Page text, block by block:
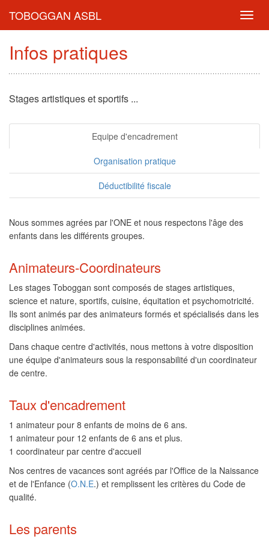
TOBOGGAN ASBL
Infos pratiques
Stages artistiques et sportifs ...
Equipe d'encadrement
Organisation pratique
Déductibilité fiscale
Nous sommes agrées par l'ONE et nous respectons l'âge des
enfants dans les différents groupes.
Animateurs-Coordinateurs
Les stages Toboggan sont composés de stages artistiques,
science et nature, sportifs, cuisine, équitation et psychomotricité.
Ils sont animés par des animateurs formés et spécialisés dans les
disciplines animées.
Dans chaque centre d'activités, nous mettons à votre disposition
une équipe d'animateurs sous la responsabilité d'un coordinateur
de centre.
Taux d'encadrement
1 animateur pour 8 enfants de moins de 6 ans.
1 animateur pour 12 enfants de 6 ans et plus.
1 coordinateur par centre d'accueil
Nos centres de vacances sont agréés par l'Office de la Naissance
et de l'Enfance (O.N.E.) et remplissent les critères du Code de
qualité.
Les parents